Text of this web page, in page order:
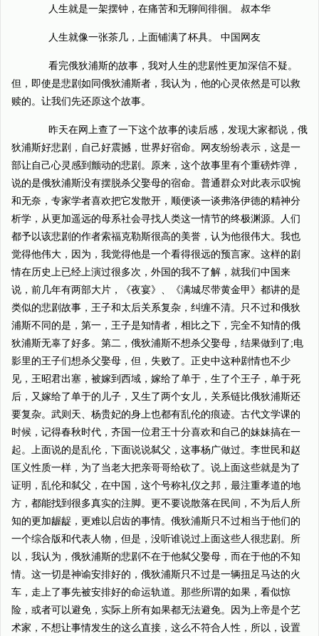
人生就是一架摆钟，在痛苦和无聊间徘徊。 叔本华
人生就像一张茶几，上面铺满了杯具。 中国网友
看完俄狄浦斯的故事，我对人生的悲剧性更加深信不疑。
但，即使是悲剧如同俄狄浦斯者，我认为，他的心灵依然是可以救
赎的。让我们先还原这个故事。
昨天在网上查了一下这个故事的读后感，发现大家都说，俄
狄浦斯好悲剧，自己好震撼，世界好宿命。网友纷纷表示，这是一
部让自己心灵感到颤动的悲剧。原来，这个故事里有个重磅炸弹，
说的是俄狄浦斯没有摆脱杀父娶母的宿命。普通群众对此表示叹惋
和无奈，专家学者喜欢把它发散开，顺便谈一谈弗洛伊德的精神分
析学，从更加遥远的母系社会寻找人类这一情节的终极渊源。人们
都予以该悲剧的作者索福克勒斯很高的美誉，认为他很伟大。我也
觉得他伟大，因为，我觉得他是一个看得很远的预言家。这样的剧
情在历史上已经上演过很多次，外国的我不了解，就我们中国来
说，前几年有两部大片，《夜宴》、《满城尽带黄金甲》都讲的是
类似的悲剧故事，王子和太后关系复杂，纠缠不清。只不过和俄狄
浦斯不同的是，第一，王子是知情者，相比之下，完全不知情的俄
狄浦斯无辜了好多。第二，俄狄浦斯不想杀父娶母，结果做到了;电
影里的王子们想杀父娶母，但，失败了。正史中这种剧情也不少
见，王昭君出塞，被嫁到西域，嫁给了单于，生了个王子，单于死
后，又嫁给了单于的儿子，又生了两个女儿，关系链比俄狄浦斯还
要复杂。武则天、杨贵妃的身上也都有乱伦的痕迹。古代文学课的
时候，记得春秋时代，齐国一位君王十分喜欢和自己的妹妹搞在一
起。上面说的是乱伦，下面说说弑父，这事杨广做过。李世民和赵
匡义性质一样，为了当老大把亲哥哥给砍了。说上面这些就是为了
证明，乱伦和弑父，在中国，这个号称礼仪之邦，最注重孝道的地
方，都能找到很多真实的注脚。更不要说散落在民间，不为后人所
知的更加龌龊，更难以启齿的事情。俄狄浦斯只不过相当于他们的
一个综合版和代表人物，但是，没听谁说过上面这些人很悲剧。所
以，我认为，俄狄浦斯的悲剧不在于他弑父娶母，而在于他的不知
情。这一切是神谕安排好的，俄狄浦斯只不过是一辆扭足马达的火
车，走上了事先被安排好的命运轨道。那些所谓的如果，看似惊
险，或者可以避免，实际上所有如果都无法避免。因为上帝是个艺
术家，不想让事情发生的这么直接，这么不符合人性，所以，设置